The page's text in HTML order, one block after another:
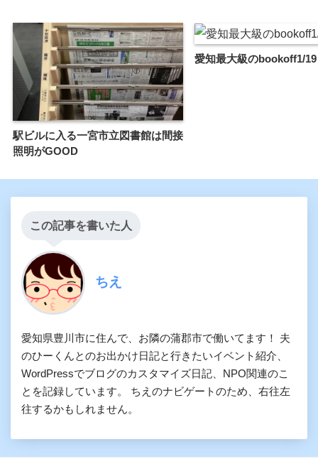
駅ビルに入る一宮市立図書館は間接
照明がGOOD
愛知最大級のbookoff1/19
この記事を書いた人
ちえ
愛知県豊川市に住んで、お隣の蒲郡市で働いてます！ 夫
のひーくんとのお出かけ日記と行きたいイベント紹介、
WordPressでブログのカスタマイズ日記、NPO関連のこ
とを記録しています。 ちえのナビゲートのため、右往左
往するかもしれません。